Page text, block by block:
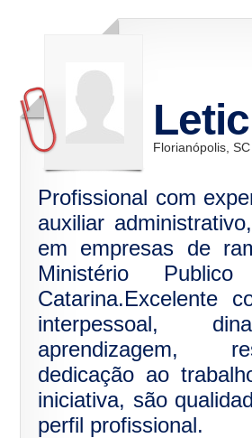
Florianópolis, SC
Profissional com
auxiliar
em empresas de
Ministério
Catarina.Excelente
interpessoal,
aprendizagem,
dedicação ao
iniciativa, são
perfil profissional.